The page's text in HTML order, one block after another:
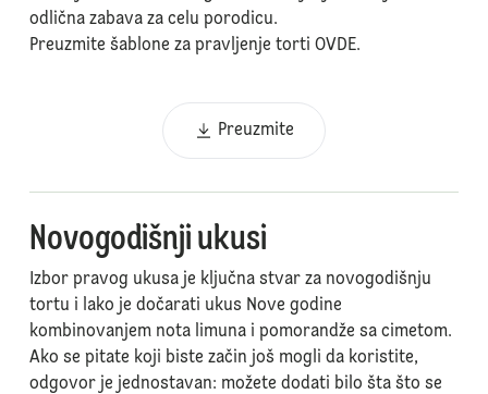
odlična zabava za celu porodicu.
Preuzmite šablone za pravljenje torti OVDE.
Preuzmite
Novogodišnji ukusi
Izbor pravog ukusa je ključna stvar za novogodišnju
tortu i lako je dočarati ukus Nove godine
kombinovanjem nota limuna i pomorandže sa cimetom.
Ako se pitate koji biste začin još mogli da koristite,
odgovor je jednostavan: možete dodati bilo šta što se